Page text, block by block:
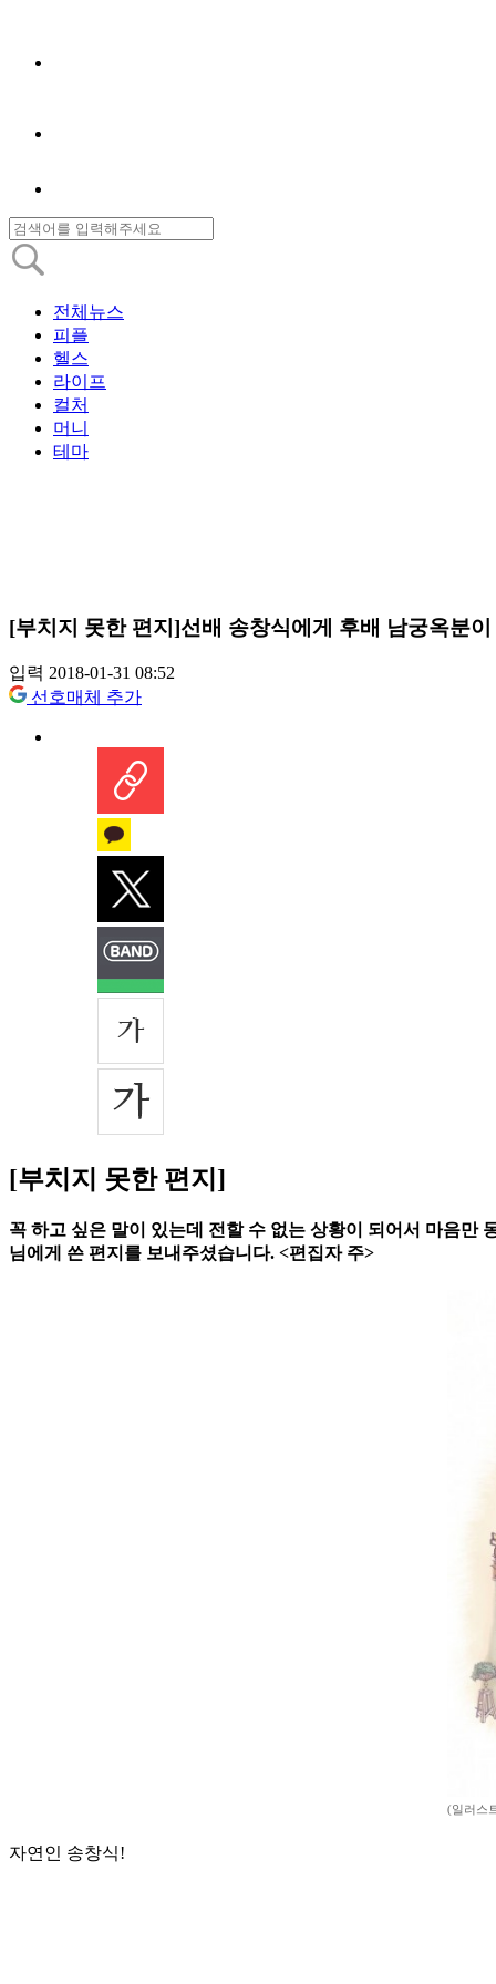
전체뉴스
피플
헬스
라이프
컬처
머니
테마
[부치지 못한 편지]선배 송창식에게 후배 남궁옥분
입력 2018-01-31 08:52
선호매체 추가
[부치지 못한 편지]
꼭 하고 싶은 말이 있는데 전할 수 없는 상황이 되어서 마음만
님에게 쓴 편지를 보내주셨습니다. <편집자 주>
(일러스
자연인 송창식!